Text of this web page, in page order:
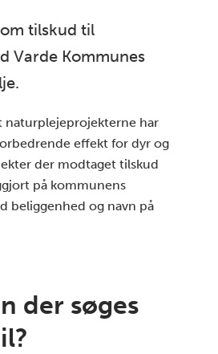
for prioritering af de
tilskud til
Varde Kommunes
naturplejeprojekterne har
effekt for dyr og
der modtaget tilskud
på kommunens
beliggenhed og navn på
der søges